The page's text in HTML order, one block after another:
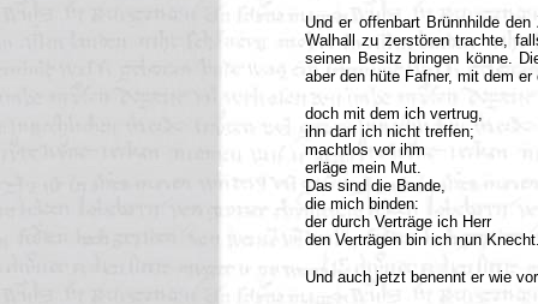
Und er offenbart Brünnhilde
Walhall zu zerstören trachte,
seinen Besitz bringen könne.
aber den hüte Fafner, mit dem
doch mit dem ich vertrug,
ihn darf ich nicht treffen;
machtlos vor ihm
erläge mein Mut.
Das sind die Bande,
die mich binden:
der durch Verträge ich Herr
den Verträgen bin ich nun
Und auch jetzt benennt er wie